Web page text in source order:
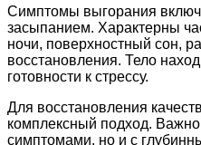
Симптомы выгорания
засыпанием. Характерны
ночи, поверхностный сон,
восстановления. Тело
готовности к стрессу.
Для восстановления
комплексный подход. Важно
симптомами, но и с